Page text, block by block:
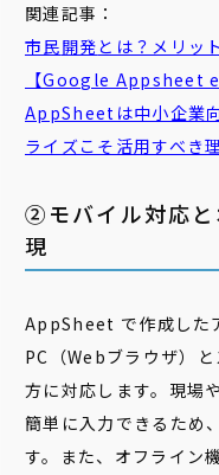
関連記事：
市民開発とは？メリッ
【Google Appsheet
AppSheetは中小企業
ライズこそ活用すべき
②モバイル対応と
現
AppSheet で作成した
PC（Webブラウザ）
方に対応します。現場
簡単に入力できるため
す。また、オフライン